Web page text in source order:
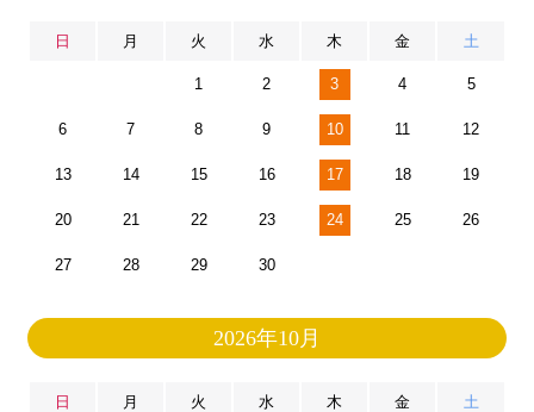
日 月 火 水 木 金 土
1 2 3 4 5
6 7 8 9 10 11 12
13 14 15 16 17 18 19
20 21 22 23 24 25 26
27 28 29 30
2026年10月
日 月 火 水 木 金 土